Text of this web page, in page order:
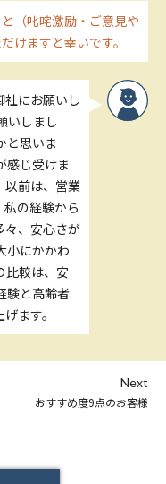
（叱咤激励・ご意見や
けますと幸いです。
にお願いし
いしまし
と思いま
感じ受けま
以前は、営業
の経験から
々、安心さが
小にかかわ
比較は、安
験と高齢者
ます。
Next
おすすめ度9点のお客様